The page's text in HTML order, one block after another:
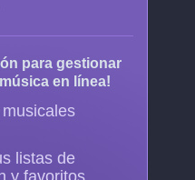
para gestionar
en línea!
listas de
y favoritos